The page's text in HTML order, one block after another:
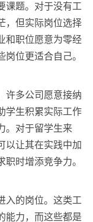
课题。对于没有工
，但实际岗位选择
和职位愿意为零经
位更适合自己。
许多公司愿意接纳
学生积累实际工作
。对于留学生来
以让其在实践中加
时增添竞争力。
入的岗位。这类工
能力，而这些都是